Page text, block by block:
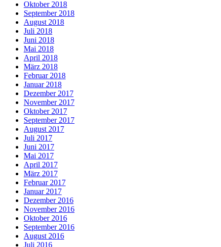
Oktober 2018
September 2018
August 2018
Juli 2018
Juni 2018
Mai 2018
April 2018
März 2018
Februar 2018
Januar 2018
Dezember 2017
November 2017
Oktober 2017
September 2017
August 2017
Juli 2017
Juni 2017
Mai 2017
April 2017
März 2017
Februar 2017
Januar 2017
Dezember 2016
November 2016
Oktober 2016
September 2016
August 2016
Juli 2016